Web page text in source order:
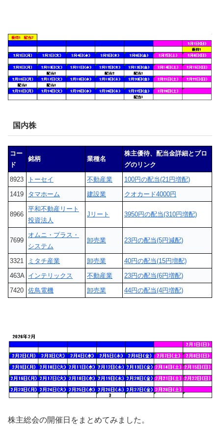
国内株
コー
ド
銘柄 業種名
株主優待、配当金詳細とブロ
グのリンク
8923
トーセイ 不動産業
100円の配当(21円増配)
1419
タマホーム 建設業 クオカード4000円
8966
平和不動産リート
投資法人
Jリート 3950円の配当(310円増配)
7699
オムニ・プラス・
システム
卸売業 23円の配当(5円減配)
3321 ミタチ産業 卸売業
40円の配当(15円増配)
463A インテリックス 不動産業
23円の配当(6円増配)
7420 佐鳥電機 卸売業 44円の配当(4円増配)
株主総会の開催日をまとめてみました。